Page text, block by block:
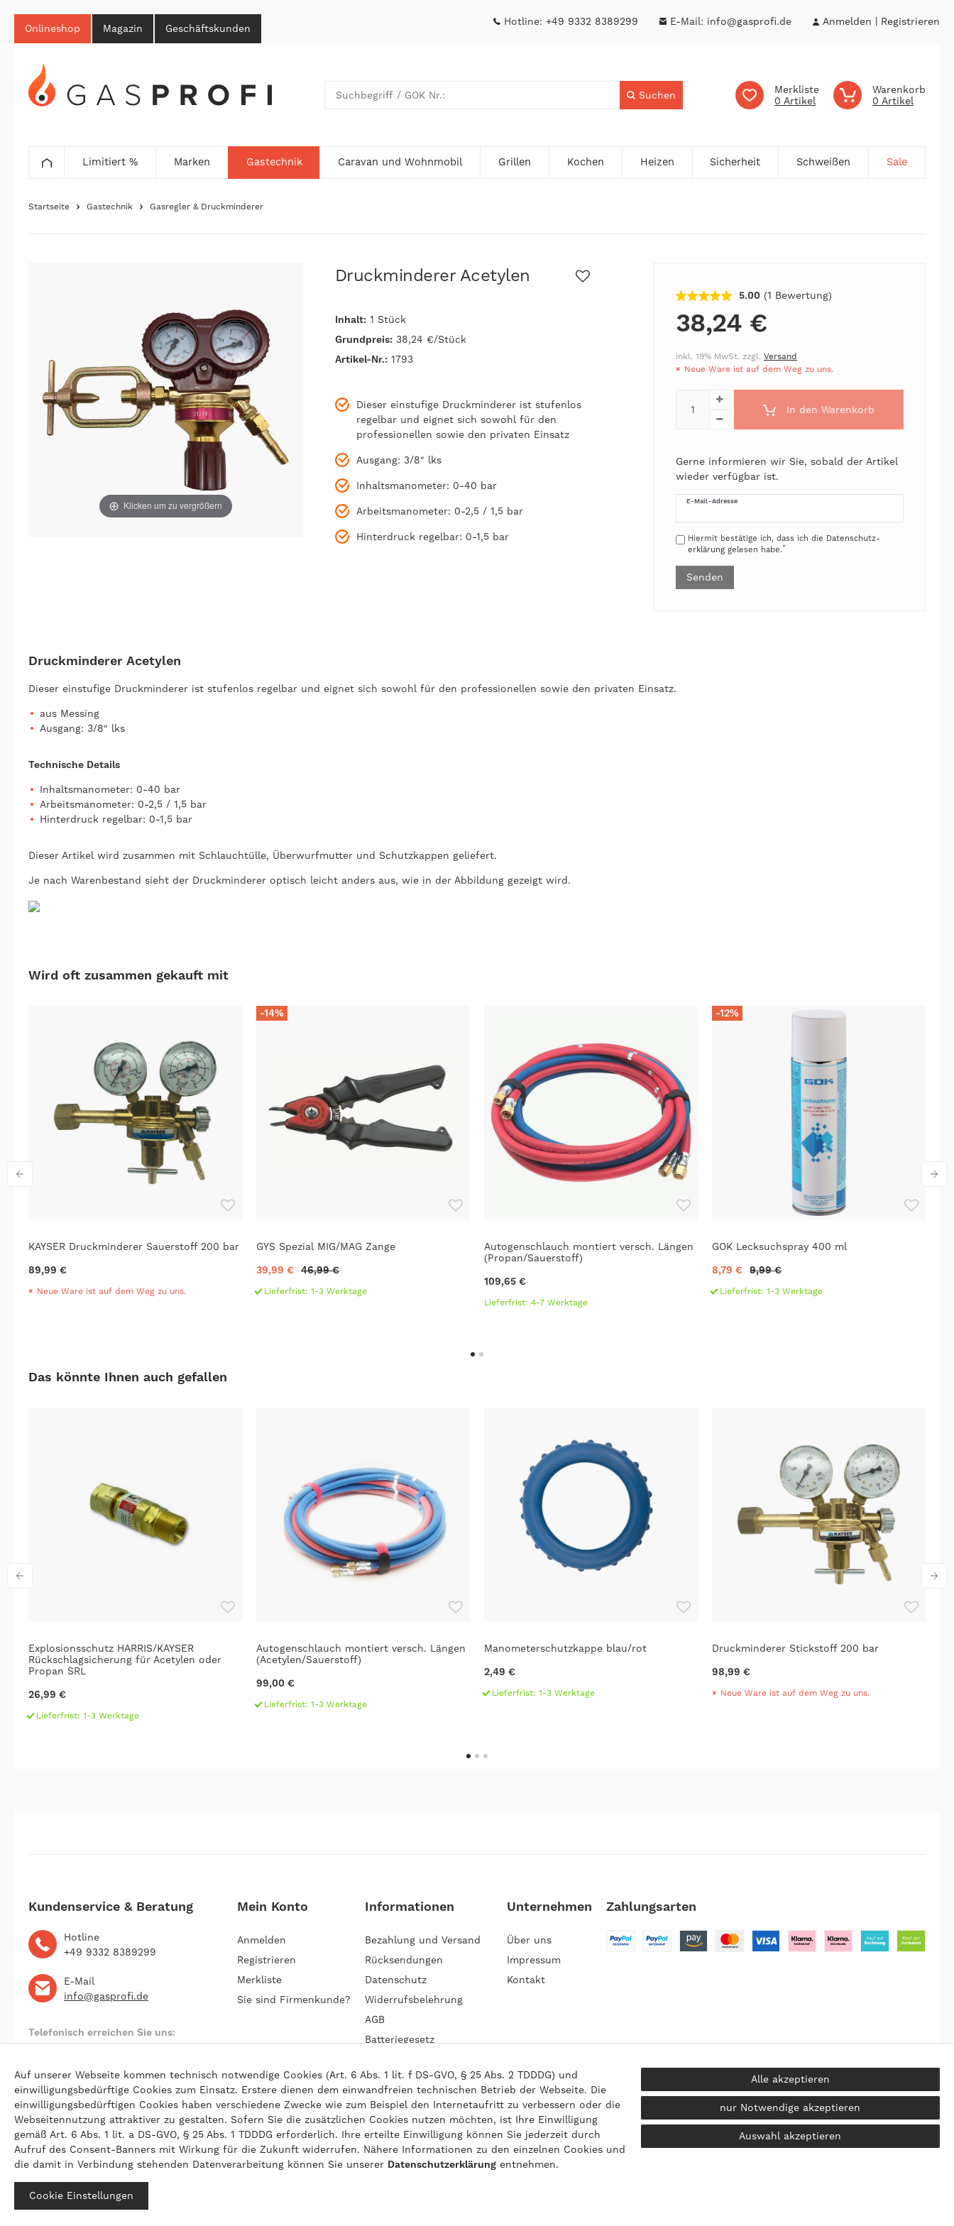
Onlineshop Magazin Geschäftskunden
Hotline: +49 9332 8389299 E-Mail: info@gasprofi.de Anmelden Registrieren
Merkliste
0
Warenkorb
0
Suchen
Limitiert % Marken Gastechnik Caravan und Wohnmobil Grillen Kochen Heizen Sicherheit Schweißen Sale
Startseite Gastechnik Gasregler & Druckminderer
Klicken um zu vergrößern
Druckminderer Acetylen
Inhalt:1 Stück
Grundpreis:38,24 €/Stück
Artikel-Nr.:1793
Dieser einstufige Druckminderer ist stufenlos
regelbar und eignet sich sowohl für den
professionellen sowie den privaten Einsatz
Ausgang: 3/8" lks
Inhaltsmanometer: 0-40 bar
Arbeitsmanometer: 0-2,5 / 1,5 bar
Hinterdruck regelbar: 0-1,5 bar
5.00 (1 Bewertung)
38,24 €
In den Warenkorb
inkl. 19% MwSt. zzgl. Versand
Neue Ware ist auf dem Weg zu uns.
Gerne informieren wir Sie, sobald der Artikel
wieder verfügbar ist.
E-Mail-Adresse
Hiermit bestätige ich, dass ich die Daten­schutz­
erklärung gelesen habe.*
Senden
Druckminderer Acetylen
Dieser einstufige Druckminderer ist stufenlos regelbar und eignet sich sowohl für den professionellen sowie den privaten Einsatz.
aus Messing
Ausgang: 3/8" lks
Technische Details
Inhaltsmanometer: 0-40 bar
Arbeitsmanometer: 0-2,5 / 1,5 bar
Hinterdruck regelbar: 0-1,5 bar
Dieser Artikel wird zusammen mit Schlauchtülle, Überwurfmutter und Schutzkappen geliefert.
Je nach Warenbestand sieht der Druckminderer optisch leicht anders aus, wie in der Abbildung gezeigt wird.
Wird oft zusammen gekauft mit
KAYSER Druckminderer Sauerstoff 200 bar
89,99 €
Neue Ware ist auf dem Weg zu uns.
-14%
GYS Spezial MIG/MAG Zange
39,99 € 46,99 €
Lieferfrist: 1-3 Werktage
Autogenschlauch montiert versch. Längen
(Propan/Sauerstoff)
109,65 €
Lieferfrist: 4-7 Werktage
-12%
GOK Lecksuchspray 400 ml
8,79 € 9,99 €
Lieferfrist: 1-3 Werktage
Das könnte Ihnen auch gefallen
Explosionsschutz HARRIS/KAYSER
Rückschlagsicherung für Acetylen oder
Propan SRL
26,99 €
Lieferfrist: 1-3 Werktage
Autogenschlauch montiert versch. Längen
(Acetylen/Sauerstoff)
99,00 €
Lieferfrist: 1-3 Werktage
Manometerschutzkappe blau/rot
2,49 €
Lieferfrist: 1-3 Werktage
Druckminderer Stickstoff 200 bar
98,99 €
Neue Ware ist auf dem Weg zu uns.
Kundenservice & Beratung
Hotline
+49 9332 8389299
E-Mail
info@gasprofi.de
Telefonisch erreichen Sie uns:
Montag bis Freitag 09:00 bis 22:00 Uhr
Mein Konto
Anmelden
Registrieren
Merkliste
Sie sind Firmenkunde?
Informationen
Bezahlung und Versand
Rücksendungen
Datenschutz
Widerrufsbelehrung
AGB
Batteriegesetz
Unternehmen
Über uns
Impressum
Kontakt
Zahlungsarten
© 2026 gasprofi / Alle Preise sind inkl. geseztl. Mehrwertsteuer und zzgl.Versandkosten
powered bycreateyourtemplate
Auf unserer Webseite kommen technisch notwendige Cookies (Art. 6 Abs. 1 lit. f DS-GVO, § 25 Abs. 2 TDDDG) und
einwilligungsbedürftige Cookies zum Einsatz. Erstere dienen dem einwandfreien technischen Betrieb der Webseite. Die
einwilligungsbedürftigen Cookies haben verschiedene Zwecke wie zum Beispiel den Internetaufritt zu verbessern oder die
Webseitennutzung attraktiver zu gestalten. Sofern Sie die zusätzlichen Cookies nutzen möchten, ist Ihre Einwilligung
gemäß Art. 6 Abs. 1 lit. a DS-GVO, § 25 Abs. 1 TDDDG erforderlich. Ihre erteilte Einwilligung können Sie jederzeit durch
Aufruf des Consent-Banners mit Wirkung für die Zukunft widerrufen. Nähere Informationen zu den einzelnen Cookies und
die damit in Verbindung stehenden Datenverarbeitung können Sie unserer Daten­schutz­erklärung entnehmen.
Cookie Einstellungen
Alle akzeptieren
nur Notwendige akzeptieren
Auswahl akzeptieren